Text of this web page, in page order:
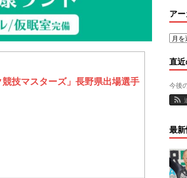
技マスターズ」長野県出場選手
ア
直
今後
最